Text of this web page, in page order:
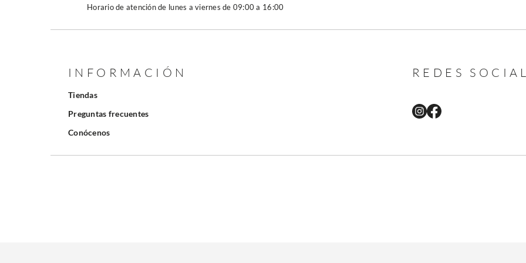
Horario de atención de lunes a viernes de 09:00 a 16:00
INFORMACIÓN
Tiendas
Preguntas frecuentes
Conócenos
REDES